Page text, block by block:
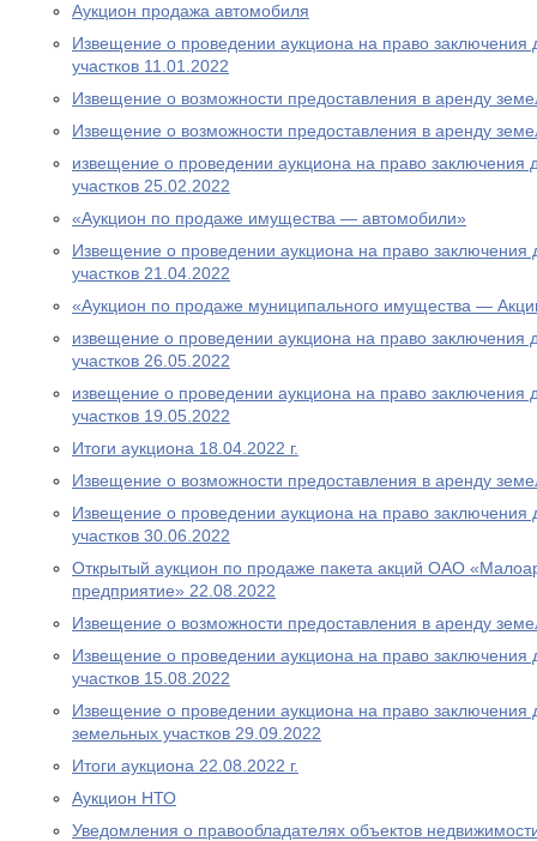
Аукцион продажа автомобиля
Извещение о проведении аукциона на право заключения
участков 11.01.2022
Извещение о возможности предоставления в аренду
Извещение о возможности предоставления в аренду
извещение о проведении аукциона на право заключения
участков 25.02.2022
«Аукцион по продаже имущества — автомобили»
Извещение о проведении аукциона на право заключения
участков 21.04.2022
«Аукцион по продаже муниципального имущества —
извещение о проведении аукциона на право заключения
участков 26.05.2022
извещение о проведении аукциона на право заключения
участков 19.05.2022
Итоги аукциона 18.04.2022 г.
Извещение о возможности предоставления в аренду
Извещение о проведении аукциона на право заключения
участков 30.06.2022
Открытый аукцион по продаже пакета акций ОАО
предприятие» 22.08.2022
Извещение о возможности предоставления в аренду
Извещение о проведении аукциона на право заключения
участков 15.08.2022
Извещение о проведении аукциона на право заключения
земельных участков 29.09.2022
Итоги аукциона 22.08.2022 г.
Аукцион НТО
Уведомления о правообладателях объектов